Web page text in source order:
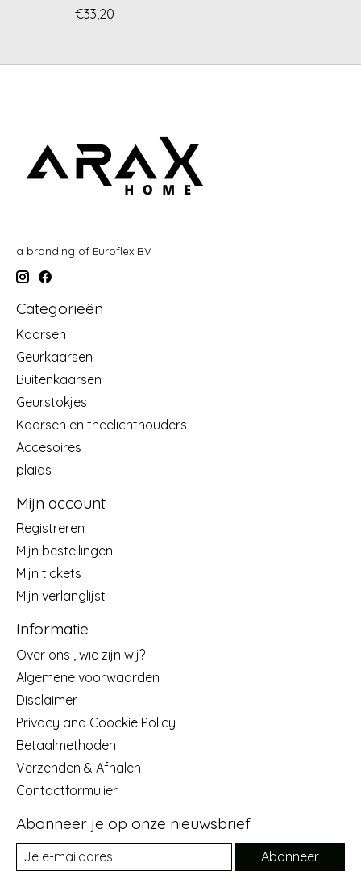
€33,20
a branding of Euroflex BV
Categorieën
Kaarsen
Geurkaarsen
Buitenkaarsen
Geurstokjes
Kaarsen en theelichthouders
Accesoires
plaids
Mijn account
Registreren
Mijn bestellingen
Mijn tickets
Mijn verlanglijst
Informatie
Over ons , wie zijn wij?
Algemene voorwaarden
Disclaimer
Privacy and Coockie Policy
Betaalmethoden
Verzenden & Afhalen
Contactformulier
Abonneer je op onze nieuwsbrief
Abonneer